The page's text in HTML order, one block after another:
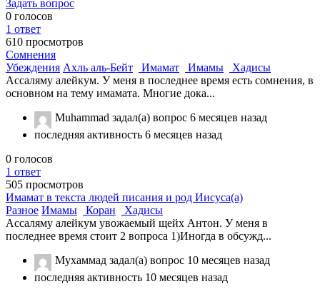
Задать вопрос
0 голосов
1 ответ
610 просмотров
Сомнения
Убеждения Ахль аль-Бейт Имамат Имамы
Хадисы
Ассаляму алейкум. У меня в последнее время есть сомнения, в
основном на тему имамата. Многие дока...
Muhammad задал(а) вопрос 6 месяцев назад
последняя активность 6 месяцев назад
0 голосов
1 ответ
505 просмотров
Имамат в текста людей писания и род Иисуса(а)
Разное Имамы Коран
Хадисы
Ассаляму алейкум увожаемый щейх Антон. У меня в
последнее время стоит 2 вопроса 1)Иногда в обсужд...
Мухаммад задал(а) вопрос 10 месяцев назад
последняя активность 10 месяцев назад